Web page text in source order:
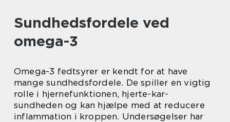
Sundhedsfordele ved
omega-3
Omega-3 fedtsyrer er kendt for at have
mange sundhedsfordele. De spiller en vigtig
rolle i hjernefunktionen, hjerte-kar-
sundheden og kan hjælpe med at reducere
inflammation i kroppen. Undersøgelser har